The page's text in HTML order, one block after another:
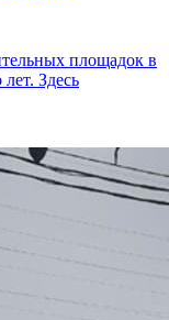
площадок в
Здесь